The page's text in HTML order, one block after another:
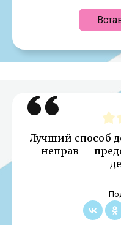
Лучший способ
неправ —